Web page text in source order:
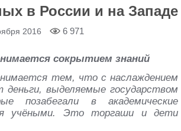
в России и на Западе
2016 6 971
сокрытием знаний
тем, что с наслаждением
выделяемые государством
позабегали в академические
учёными. Это торгаши и дети